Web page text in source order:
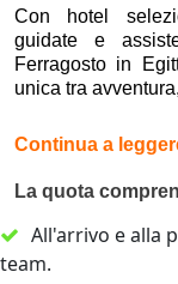
Con hotel
guidate e
Ferragosto in
unica tra
Continua a
La quota
All'arrivo e alla
team.